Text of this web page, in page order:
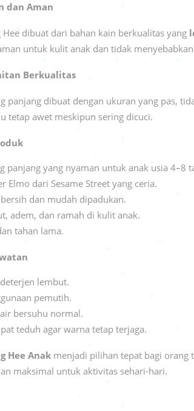
dan Aman
Hee dibuat dari bahan kain berkualitas yang
untuk kulit anak dan tidak
Berkualitas
panjang dibuat dengan ukuran yang pas,
tetap awet meskipun sering dicuci.
panjang yang nyaman untuk anak usia 4–8
Elmo dari Sesame Street yang ceria.
dan mudah dipadukan.
adem, dan ramah di kulit anak.
tahan lama.
lembut.
pemutih.
bersuhu normal.
teduh agar warna tetap terjaga.
Hee Anak menjadi pilihan tepat bagi orang
maksimal untuk aktivitas sehari-hari.